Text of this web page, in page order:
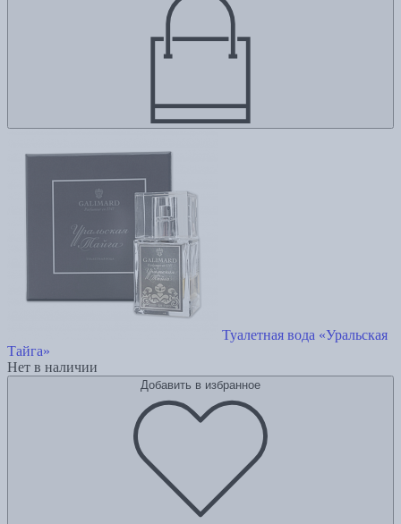
Туалетная вода «Уральская
Тайга»
Нет в наличии
Добавить в избранное